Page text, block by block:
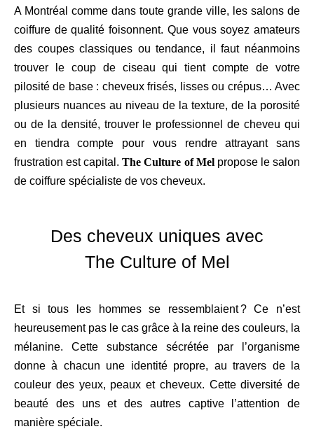
A Montréal comme dans toute grande ville, les salons de
coiffure de qualité foisonnent. Que vous soyez amateurs
des coupes classiques ou tendance, il faut néanmoins
trouver le coup de ciseau qui tient compte de votre
pilosité de base : cheveux frisés, lisses ou crépus… Avec
plusieurs nuances au niveau de la texture, de la porosité
ou de la densité, trouver le professionnel de cheveu qui
en tiendra compte pour vous rendre attrayant sans
frustration est capital.The Culture of Melpropose le salon
de coiffure spécialiste de vos cheveux.
Des cheveux uniques avec
The Culture of Mel
Et si tous les hommes se ressemblaient ? Ce n’est
heureusement pas le cas grâce à la reine des couleurs, la
mélanine. Cette substance sécrétée par l’organisme
donne à chacun une identité propre, au travers de la
couleur des yeux, peaux et cheveux. Cette diversité de
beauté des uns et des autres captive l’attention de
manière spéciale.